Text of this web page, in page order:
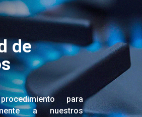
de
para
a nuestros